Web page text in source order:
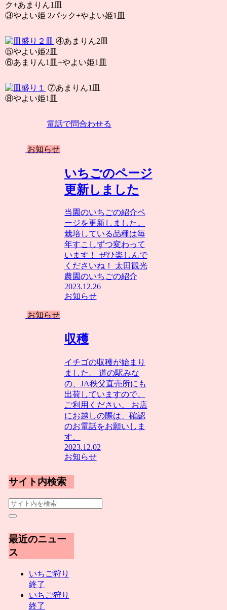
ク+あまりん1皿
③やよい姫 2パック+やよい姫1皿
④あまりん2皿
⑤やよい姫2皿
⑥あまりん1皿+やよい姫1皿
⑦あまりん1皿
⑧やよい姫1皿
電話で問合わせる
お知らせ
いちごのページ
更新しました
当園のいちごの紹介ペ
ージを更新しました。
栽培している品種は毎
年すこしずつ変わって
います！ ぜひ楽しんで
くださいね！ 太田観光
農園のいちごの紹介
2023.12.26
お知らせ
お知らせ
収穫
イチゴの収穫が始まり
ました。 道の駅みな
の、JA秩父直売所にも
出荷していますので、
ご利用ください。 お店
にお越しの際は、確認
のお電話をお願いしま
す。
2023.12.02
お知らせ
サイト内検索
最近のニュー
ス
いちご狩り
終了
いちご狩り
終了